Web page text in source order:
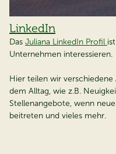
LinkedIn
Das Juliana LinkedIn Profil
Unternehmen interessieren.
Hier teilen wir
dem Alltag, wie z.B.
Stellenangebote, wenn
beitreten und vieles mehr.